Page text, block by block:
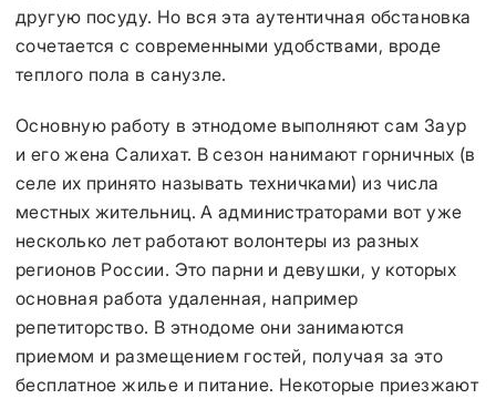
другую посуду. Но вся эта аутентичная обстановка
сочетается с современными удобствами, вроде
теплого пола в санузле.
Основную работу в этнодоме выполняют сам Заур
и его жена Салихат. В сезон нанимают горничных (в
селе их принято называть техничками) из числа
местных жительниц. А администраторами вот уже
несколько лет работают волонтеры из разных
регионов России. Это парни и девушки, у которых
основная работа удаленная, например
репетиторство. В этнодоме они занимаются
приемом и размещением гостей, получая за это
бесплатное жилье и питание. Некоторые приезжают